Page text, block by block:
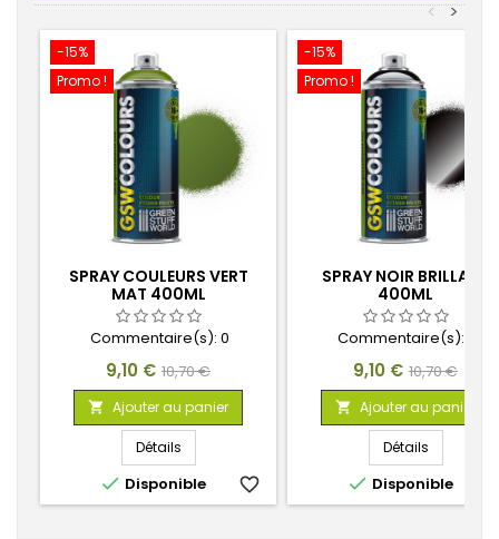
>
<
-15%
Promo !
SPRAY COULEURS VERT
MAT 400ML
Commentaire(s): 0
Prix
9,10 € Prix
de
base
10,70 €
 Ajouter au panier
Détails
 Disponible favorite_border
-15%
Promo !
SPRAY NOIR BRILLANT
400ML
Commentaire(s):
Prix
9,10 € Prix
de
base
10,70 €
 Ajouter au panier
Détails
 Disponible